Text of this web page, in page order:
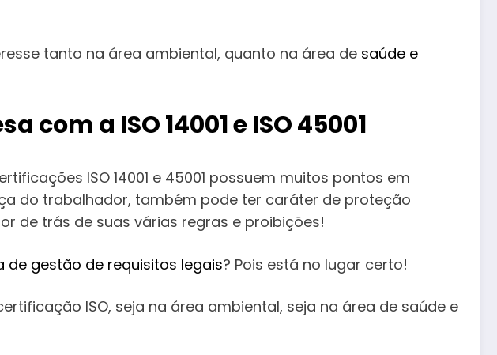
tanto na área ambiental, quanto na área de saúde e
a ISO 14001 e ISO 45001
ISO 14001 e 45001 possuem muitos pontos em
do trabalhador, também pode ter caráter de proteção
de trás de suas várias regras e proibições!
de gestão de requisitos legais? Pois está no lugar certo!
ISO, seja na área ambiental, seja na área de saúde e